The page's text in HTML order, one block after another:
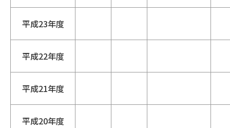
平成23年度
平成22年度
平成21年度
平成20年度